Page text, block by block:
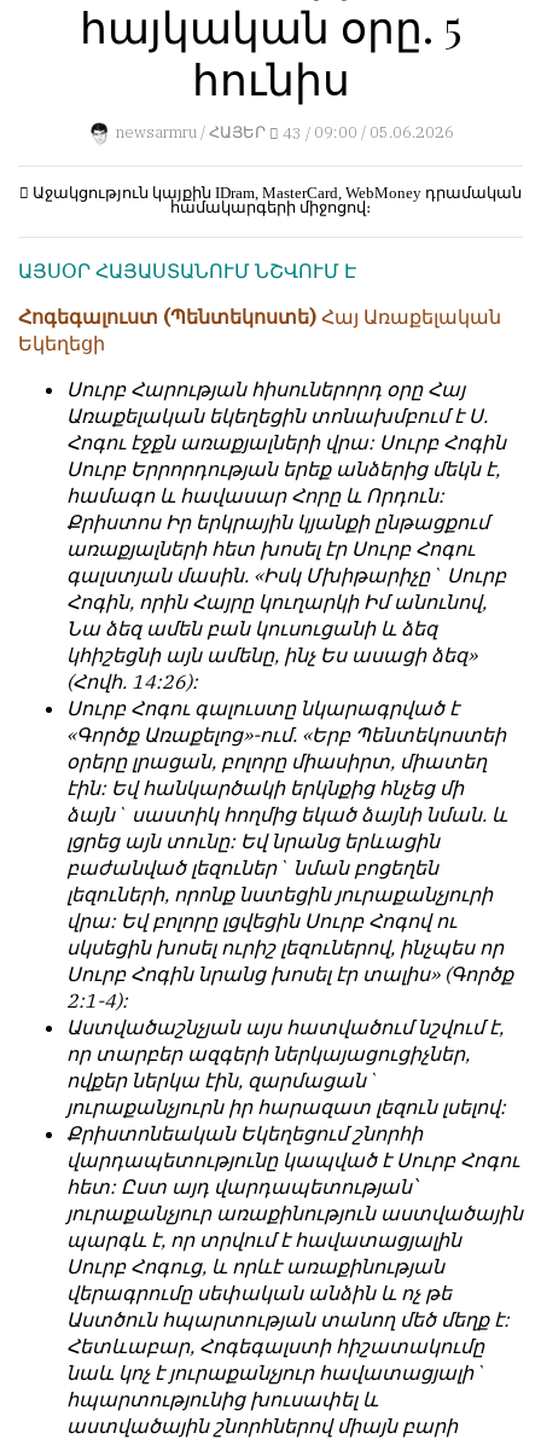
Пользователей:
НАШИ
ПРАВИЛА
материалы
для
независимо
мыслящих.
Сайт
обновляется
большим
трудом,
душой.
Редакция
лезет
авторские
тексты,
кромсает
искажает
смысл.
Мнение
редакции
является
обязательным
условием
публикации.
Противоположные
мнения
публикуются,
даже
принимаются
восторга.
կերպ։
Խմբագրությունը
խոթում
հեղինակային
նյութերի
չի
կրճատում
մտքերի
խմբագրում
կատարում։
Խմբագրության
կարծիքը
հեղինակների
կարծիքի
համակարծիք
լինելը
պարտադիր
պայման
նյութերը
թողարկելու
համար։
Հակառակ
կարծիքները
Խմբագրության
կողմից
ընդունվում
այնքան
գրկաբաց
սակայն
հրապարակվում
են
նույն
իրավունքով։
Գովազդային
տեքստերը,
լուսանկարները
բովանդակությունը
Խմբագրության
վերահսկողությունից
դուրս
հայկական օրը. 5
հունիս
newsarmru / ՀԱՅԵՐ 43 / 09:00 / 05.06.2026
Աջակցություն կայքին IDram, MasterCard, WebMoney դրամական
համակարգերի միջոցով։
ԱՅՍՕՐ ՀԱՅԱՍՏԱՆՈՒՄ ՆՇՎՈՒՄ Է
Հոգեգալուստ (Պենտեկոստե) Հայ Առաքելական
Եկեղեցի
Սուրբ Հարության հիսուներորդ օրը Հայ
Առաքելական եկեղեցին տոնախմբում է Ս.
Հոգու էջքն առաքյալների վրա: Սուրբ Հոգին
Սուրբ Երրորդության երեք անձերից մեկն է,
համագո և հավասար Հորը և Որդուն:
Քրիստոս Իր երկրային կյանքի ընթացքում
առաքյալների հետ խոսել էր Սուրբ Հոգու
գալստյան մասին. «Իսկ Մխիթարիչը` Սուրբ
Հոգին, որին Հայրը կուղարկի Իմ անունով,
Նա ձեզ ամեն բան կուսուցանի և ձեզ
կհիշեցնի այն ամենը, ինչ Ես ասացի ձեզ»
(Հովհ. 14:26):
Սուրբ Հոգու գալուստը նկարագրված է
«Գործք Առաքելոց»-ում. «Երբ Պենտեկոստեի
օրերը լրացան, բոլորը միասիրտ, միատեղ
էին: Եվ հանկարծակի երկնքից հնչեց մի
ձայն` սաստիկ հողմից եկած ձայնի նման. և
լցրեց այն տունը: Եվ նրանց երևացին
բաժանված լեզուներ` նման բոցեղեն
լեզուների, որոնք նստեցին յուրաքանչյուրի
վրա: Եվ բոլորը լցվեցին Սուրբ Հոգով ու
սկսեցին խոսել ուրիշ լեզուներով, ինչպես որ
Սուրբ Հոգին նրանց խոսել էր տալիս» (Գործք
2:1-4):
Աստվածաշնչյան այս հատվածում նշվում է,
որ տարբեր ազգերի ներկայացուցիչներ,
ովքեր ներկա էին, զարմացան`
յուրաքանչյուրն իր հարազատ լեզուն լսելով:
Քրիստոնեական Եկեղեցում շնորհի
վարդապետությունը կապված է Սուրբ Հոգու
հետ: Ըստ այդ վարդապետության՝
յուրաքանչյուր առաքինություն աստվածային
պարգև է, որ տրվում է հավատացյալին
Սուրբ Հոգուց, և որևէ առաքինության
վերագրումը սեփական անձին և ոչ թե
Աստծուն հպարտության տանող մեծ մեղք է:
Հետևաբար, Հոգեգալստի հիշատակումը
նաև կոչ է յուրաքանչյուր հավատացյալի`
հպարտությունից խուսափել և
աստվածային շնորհներով միայն բարի